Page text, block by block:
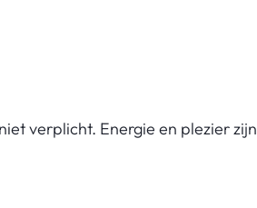
verplicht. Energie en plezier zijn